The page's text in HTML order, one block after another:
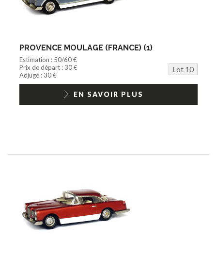
PROVENCE MOULAGE (FRANCE) (1)
Estimation : 50/60 €
Prix de départ : 30 €
Lot 10
Adjugé : 30 €
EN SAVOIR PLUS